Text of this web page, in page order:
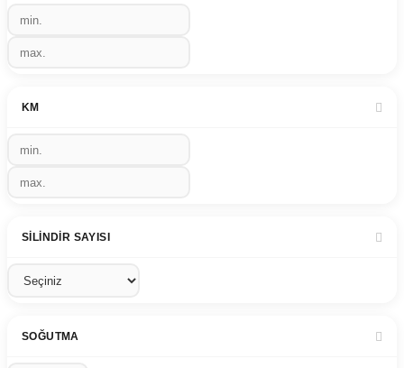
KM
SILINDIR SAYISI
SOĞUTMA